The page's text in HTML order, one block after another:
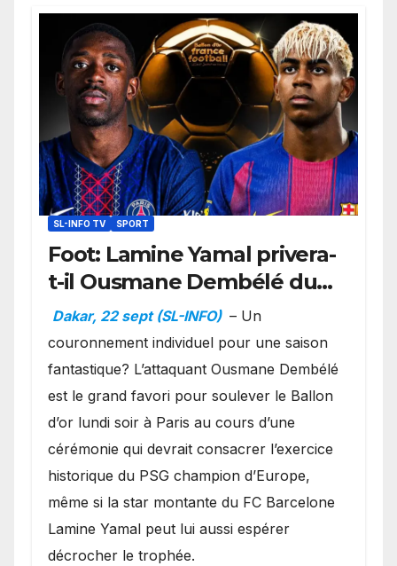
SL-INFO TV SPORT
Foot: Lamine Yamal privera-
t-il Ousmane Dembélé du
Ballon d’or ?
Dakar, 22 sept (SL-INFO) – Un
couronnement individuel pour une saison
fantastique? L’attaquant Ousmane Dembélé
est le grand favori pour soulever le Ballon
d’or lundi soir à Paris au cours d’une
cérémonie qui devrait consacrer l’exercice
historique du PSG champion d’Europe,
même si la star montante du FC Barcelone
Lamine Yamal peut lui aussi espérer
décrocher le trophée.